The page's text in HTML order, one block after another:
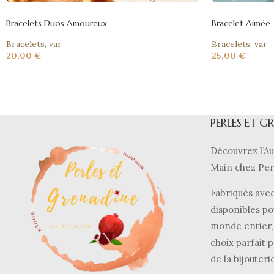
Bracelets Duos Amoureux
Bracelets, var
20,00 €
Bracelet Aimée
Bracelets, var
25,00 €
PERLES ET
Découvrez
Main chez
Fabriqués
disponibles
monde
choix parfait
de la